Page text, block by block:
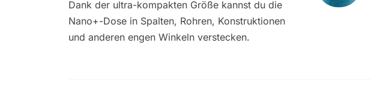
Dank der ultra-kompakten Größe kannst du die
Nano+-Dose in Spalten, Rohren, Konstruktionen
und anderen engen Winkeln verstecken.